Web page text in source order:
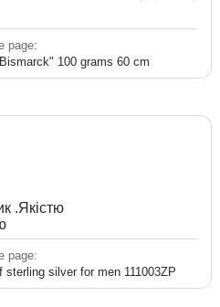
page:
100 grams 60 cm
.Якістю
page:
silver for men 111003ZP